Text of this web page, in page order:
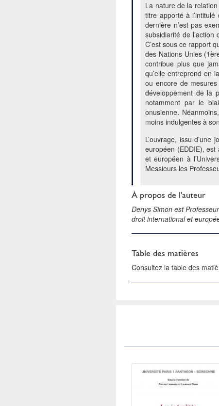
La nature de la relation
titre apporté à
dernière n’est pas
subsidiarité de
C’est sous ce rapport
des Nations Unies
contribue plus que
qu’elle entreprend en
ou encore de mesures
développement de la
notamment par le
onusienne.
moins indulgentes à
L’ouvrage, issu
européen (EDDIE), est
et européen à
Messieurs les
À propos de l'auteur
Denys Simon est
droit international et
Table des matières
Consultez la table des